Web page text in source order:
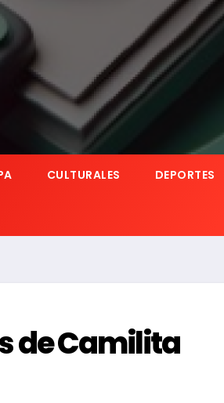
CULTURALES DEPORTES
de Camilita